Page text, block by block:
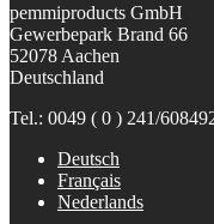
pemmiproducts GmbH
Gewerbepark Brand 66
52078 Aachen
Deutschland
Tel.: 0049 ( 0 ) 241/
Deutsch
Français
Nederlands